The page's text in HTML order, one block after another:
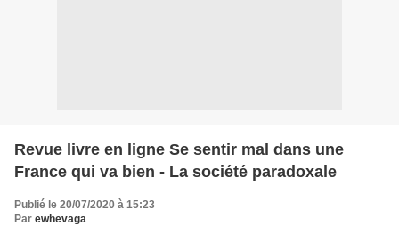
Revue livre en ligne Se sentir mal dans une
France qui va bien - La société paradoxale
Publié le 20/07/2020 à 15:23
Par ewhevaga